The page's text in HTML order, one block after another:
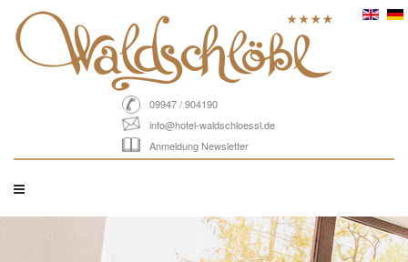
09947 / 904190
info@hotel-waldschloessl.de
Anmeldung Newsletter